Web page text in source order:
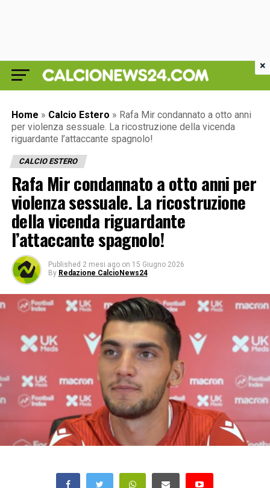
Home » Calcio Estero » Rafa Mir condannato a otto anni
per violenza sessuale. La ricostruzione della vicenda
riguardante l’attaccante spagnolo!
CALCIO ESTERO
Rafa Mir condannato a otto anni per
violenza sessuale. La ricostruzione
della vicenda riguardante
l’attaccante spagnolo!
Published 2 mesi ago on 15 Giugno 2026
By Redazione CalcioNews24
×